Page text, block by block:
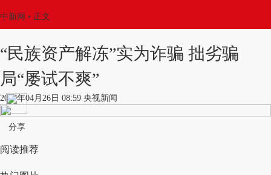
中新网 • 正文
“民族资产解冻”实为诈骗 拙劣骗
局“屡试不爽”
2017年04月26日 08:59 央视新闻
分享
阅读推荐